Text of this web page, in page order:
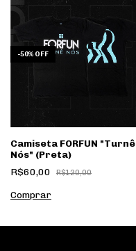
-50% OFF
Camiseta FORFUN "Turnê
Nós" (Preta)
R$60,00
R$120,00
Comprar